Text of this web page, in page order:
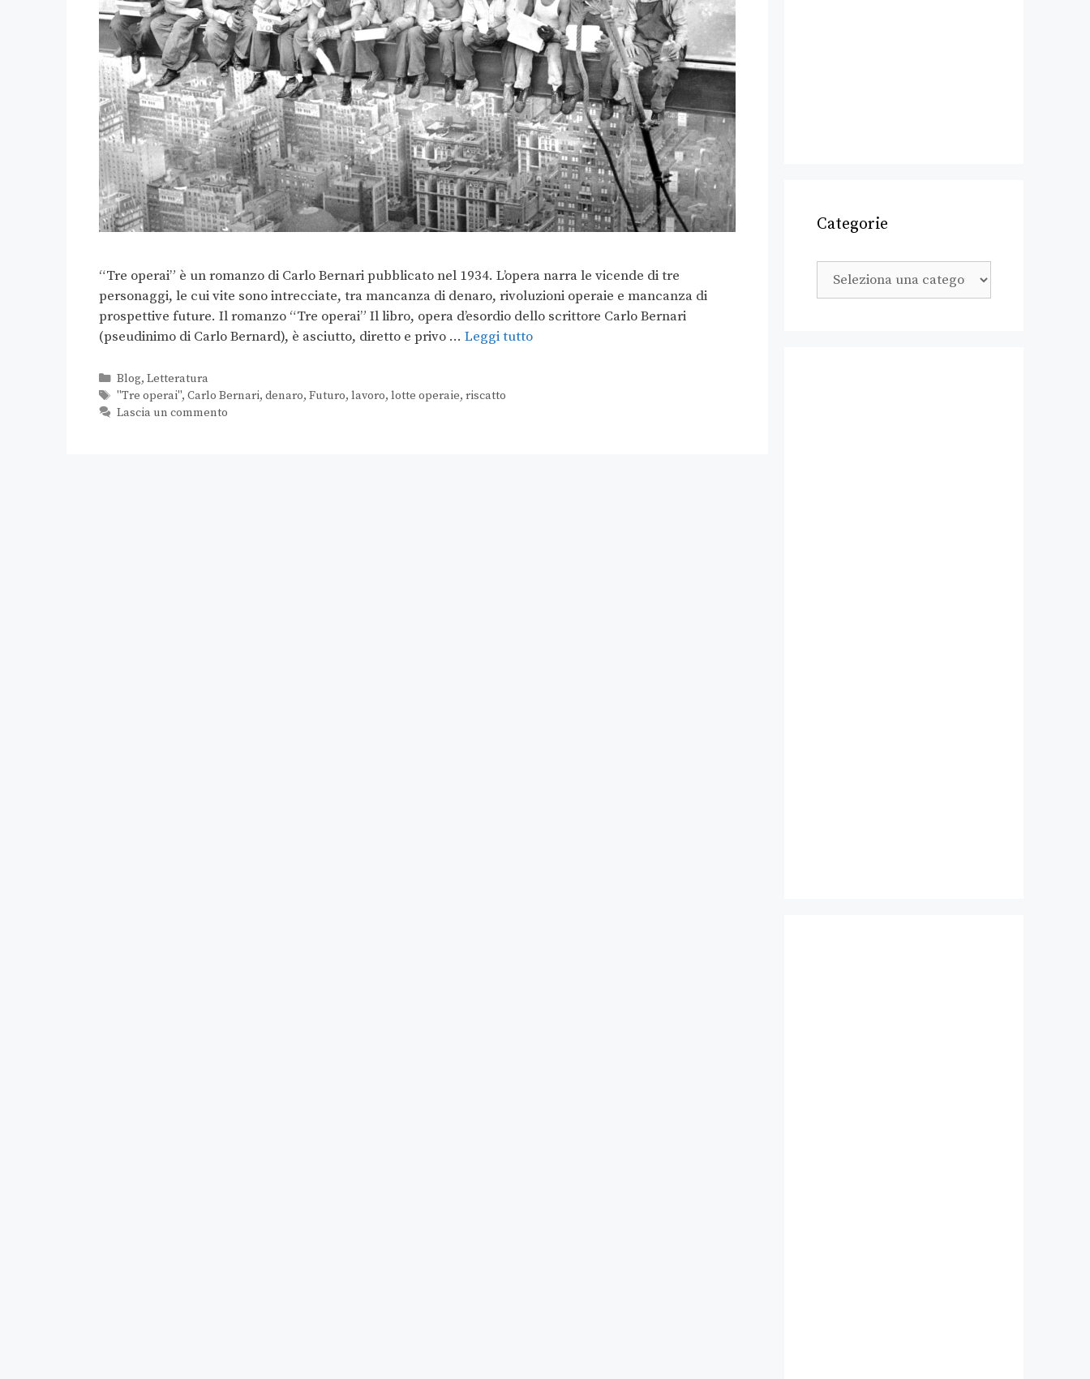
“Tre operai” è un romanzo di Carlo Bernari pubblicato nel 1934. L’opera narra le vicende di tre
personaggi, le cui vite sono intrecciate, tra mancanza di denaro, rivoluzioni operaie e mancanza di
prospettive future. Il romanzo “Tre operai” Il libro, opera d’esordio dello scrittore Carlo Bernari
(pseudinimo di Carlo Bernard), è asciutto, diretto e privo … Leggi tutto
Blog, Letteratura
"Tre operai", Carlo Bernari, denaro, Futuro, lavoro, lotte operaie, riscatto
Lascia un commento
Categorie